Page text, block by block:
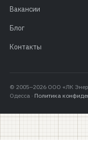
Вакансии
Блог
Контакты
© 2005–2026 ООО «ЛК
Одесса · Политика